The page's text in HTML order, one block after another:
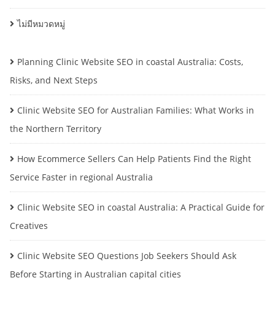
ไม่มีหมวดหมู่
Planning Clinic Website SEO in coastal Australia: Costs,
Risks, and Next Steps
Clinic Website SEO for Australian Families: What Works in
the Northern Territory
How Ecommerce Sellers Can Help Patients Find the Right
Service Faster in regional Australia
Clinic Website SEO in coastal Australia: A Practical Guide for
Creatives
Clinic Website SEO Questions Job Seekers Should Ask
Before Starting in Australian capital cities